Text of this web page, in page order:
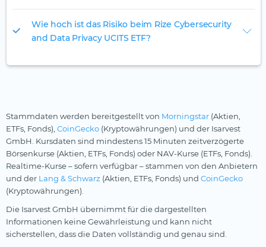
Wie hoch ist das Risiko beim Rize Cybersecurity
and Data Privacy UCITS ETF?
Stammdaten werden bereitgestellt von Morningstar (Aktien,
ETFs, Fonds), CoinGecko (Kryptowährungen) und der Isarvest
GmbH. Kursdaten sind mindestens 15 Minuten zeitverzögerte
Börsenkurse (Aktien, ETFs, Fonds) oder NAV-Kurse (ETFs, Fonds).
Realtime-Kurse – sofern verfügbar – stammen von den Anbietern
und der Lang & Schwarz (Aktien, ETFs, Fonds) und CoinGecko
(Kryptowährungen).
Die Isarvest GmbH übernimmt für die dargestellten
Informationen keine Gewährleistung und kann nicht
sicherstellen, dass die Daten vollständig und genau sind.